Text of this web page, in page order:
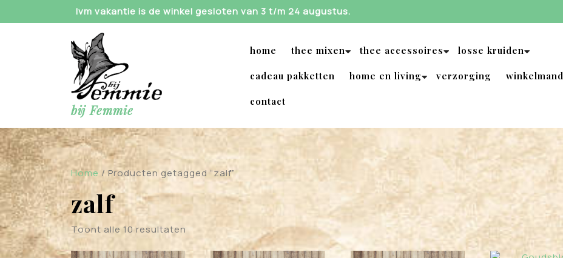
Ivm vakantie is de winkel gesloten van 3 t/m 24 augustus.
bij Femmie
home thee mixen thee accessoires losse kruiden
cadeau pakketten home en living verzorging winkelmand
contact
Home / Producten getagged “zalf”
zalf
Toont alle 10 resultaten